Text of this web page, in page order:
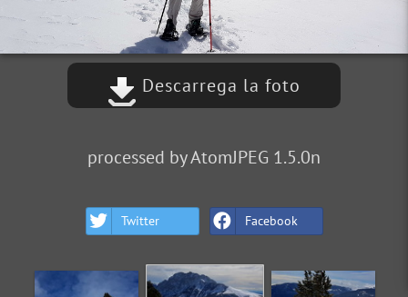
Descarrega la foto
processed by AtomJPEG 1.5.0n
Twitter Facebook